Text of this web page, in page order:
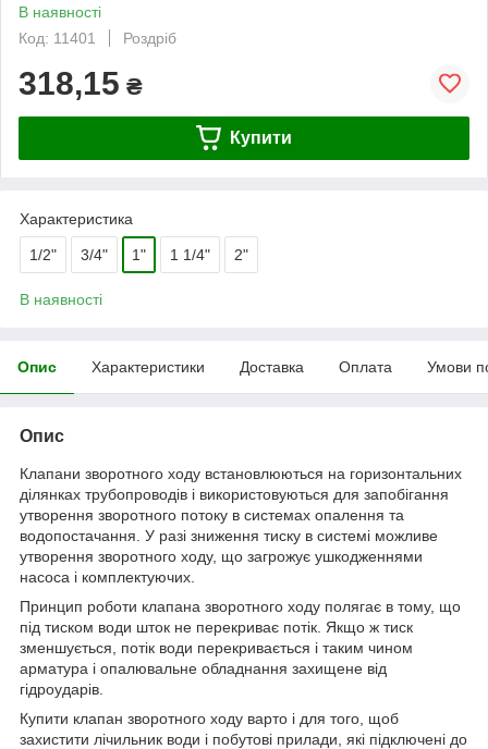
В наявності
Код: 11401
Роздріб
318,15 ₴
Купити
Характеристика
1/2" 3/4" 1" 1 1/4" 2"
В наявності
Опис Характеристики Доставка Оплата Умови
Опис
Клапани зворотного ходу встановлюються на горизонтальних
ділянках трубопроводів і використовуються для запобігання
утворення зворотного потоку в системах опалення та
водопостачання. У разі зниження тиску в системі можливе
утворення зворотного ходу, що загрожує ушкодженнями
насоса і комплектуючих.
Принцип роботи клапана зворотного ходу полягає в тому, що
під тиском води шток не перекриває потік. Якщо ж тиск
зменшується, потік води перекривається і таким чином
арматура і опалювальне обладнання захищене від
гідроударів.
Купити клапан зворотного ходу варто і для того, щоб
захистити лічильник води і побутові прилади, які підключені до